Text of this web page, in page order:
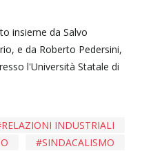
insieme da Salvo
e da Roberto Pedersini,
l'Università Statale di
RELAZIONI INDUSTRIALI
SINDACALISMO